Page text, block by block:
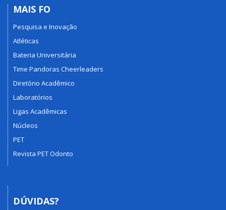
MAIS FO
Pesquisa e Inovação
Atléticas
Bateria Universitária
Time Pandoras Cheerleaders
Diretório Acadêmico
Laboratórios
Ligas Acadêmicas
Núcleos
PET
Revista PET Odonto
DÚVIDAS?